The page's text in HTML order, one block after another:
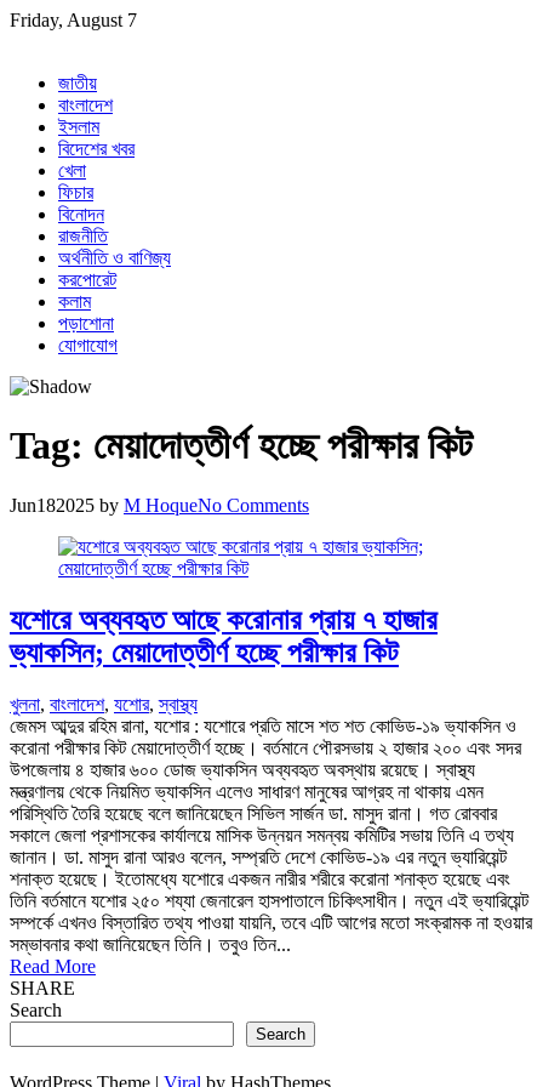
Skip
Friday, August 7
জাতীয়
বাংলাদেশ
ইসলাম
বিদেশের খবর
খেলা
ফিচার
বিনোদন
রাজনীতি
অর্থনীতি ও বাণিজ্য
করপোরেট
কলাম
পড়াশোনা
যোগাযোগ
Tag: মেয়াদোত্তীর্ণ হচ্ছে পরীক্ষার কিট
Jun182025 by M HoqueNo Comments
যশোরে অব্যবহৃত আছে করোনার প্রায় ৭ হাজার
ভ্যাকসিন; মেয়াদোত্তীর্ণ হচ্ছে পরীক্ষার কিট
খুলনা, বাংলাদেশ, যশোর,স্বাস্থ্য
জেমস আব্দুর রহিম রানা, যশোর : যশোরে প্রতি মাসে শত শত কোভিড-১৯ ভ্যাকসিন ও
করোনা পরীক্ষার কিট মেয়াদোত্তীর্ণ হচ্ছে। বর্তমানে পৌরসভায় ২ হাজার ২০০ এবং সদর
উপজেলায় ৪ হাজার ৬০০ ডোজ ভ্যাকসিন অব্যবহৃত অবস্থায় রয়েছে। স্বাস্থ্য
মন্ত্রণালয় থেকে নিয়মিত ভ্যাকসিন এলেও সাধারণ মানুষের আগ্রহ না থাকায় এমন
পরিস্থিতি তৈরি হয়েছে বলে জানিয়েছেন সিভিল সার্জন ডা. মাসুদ রানা। গত রোববার
সকালে জেলা প্রশাসকের কার্যালয়ে মাসিক উন্নয়ন সমন্বয় কমিটির সভায় তিনি এ তথ্য
জানান। ডা. মাসুদ রানা আরও বলেন, সম্প্রতি দেশে কোভিড-১৯ এর নতুন ভ্যারিয়েন্ট
শনাক্ত হয়েছে। ইতোমধ্যে যশোরে একজন নারীর শরীরে করোনা শনাক্ত হয়েছে এবং
তিনি বর্তমানে যশোর ২৫০ শয্যা জেনারেল হাসপাতালে চিকিৎসাধীন। নতুন এই ভ্যারিয়েন্ট
সম্পর্কে এখনও বিস্তারিত তথ্য পাওয়া যায়নি, তবে এটি আগের মতো সংক্রামক না হওয়ার
সম্ভাবনার কথা জানিয়েছেন তিনি। তবুও তিন...
Read More
SHARE
Search
Search
WordPress Theme | Viral by HashThemes